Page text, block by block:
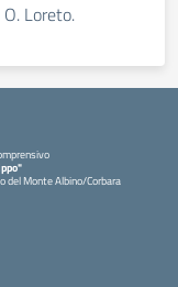
Loreto.
del Monte Albino/Corbara